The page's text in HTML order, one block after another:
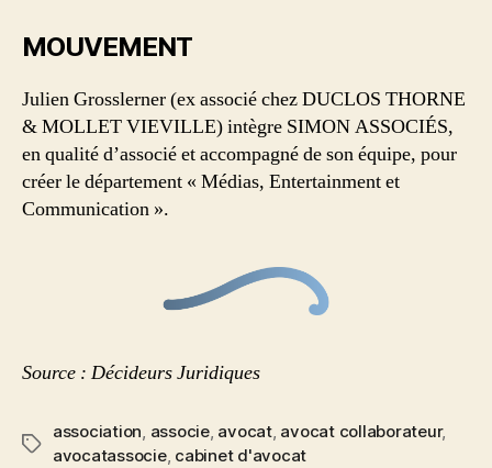
MOUVEMENT
Julien Grosslerner (ex associé chez DUCLOS THORNE
& MOLLET VIEVILLE) intègre SIMON ASSOCIÉS,
en qualité d’associé et accompagné de son équipe, pour
créer le département « Médias, Entertainment et
Communication ».
Source : Décideurs Juridiques
association, associe, avocat, avocat collaborateur,
avocatassocie, cabinet d'avocat